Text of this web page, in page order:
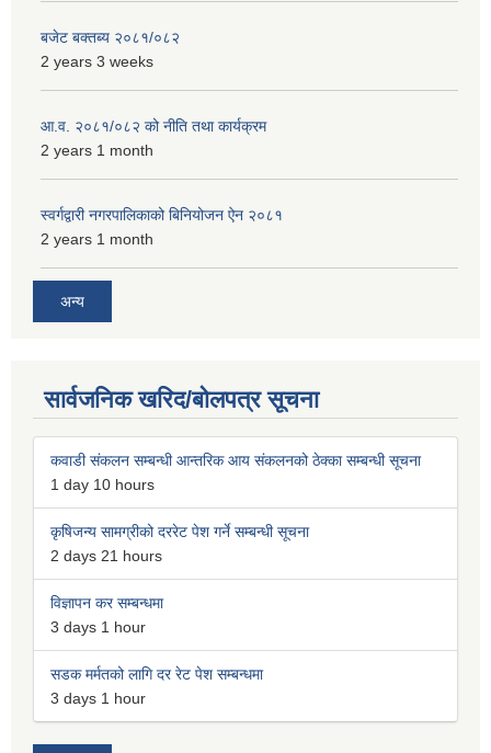
बजेट बक्तब्य २०८१/०८२
2 years 3 weeks
आ.व. २०८१/०८२ को नीति तथा कार्यक्रम
2 years 1 month
स्वर्गद्वारी नगरपालिकाको बिनियोजन ऐन २०८१
2 years 1 month
अन्य
सार्वजनिक खरिद/बोलपत्र सूचना
कवाडी संकलन सम्बन्धी आन्तरिक आय संकलनको ठेक्का सम्बन्धी सूचना
1 day 10 hours
कृषिजन्य सामग्रीको दररेट पेश गर्ने सम्बन्धी सूचना
2 days 21 hours
विज्ञापन कर सम्बन्धमा
3 days 1 hour
सडक मर्मतको लागि दर रेट पेश सम्बन्धमा
3 days 1 hour